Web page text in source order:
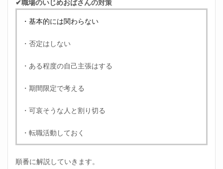
✔職場のいじめおばさんの対策
・基本的には関わらない
・否定はしない
・ある程度の自己主張はする
・期間限定で考える
・可哀そうな人と割り切る
・転職活動しておく
順番に解説していきます。